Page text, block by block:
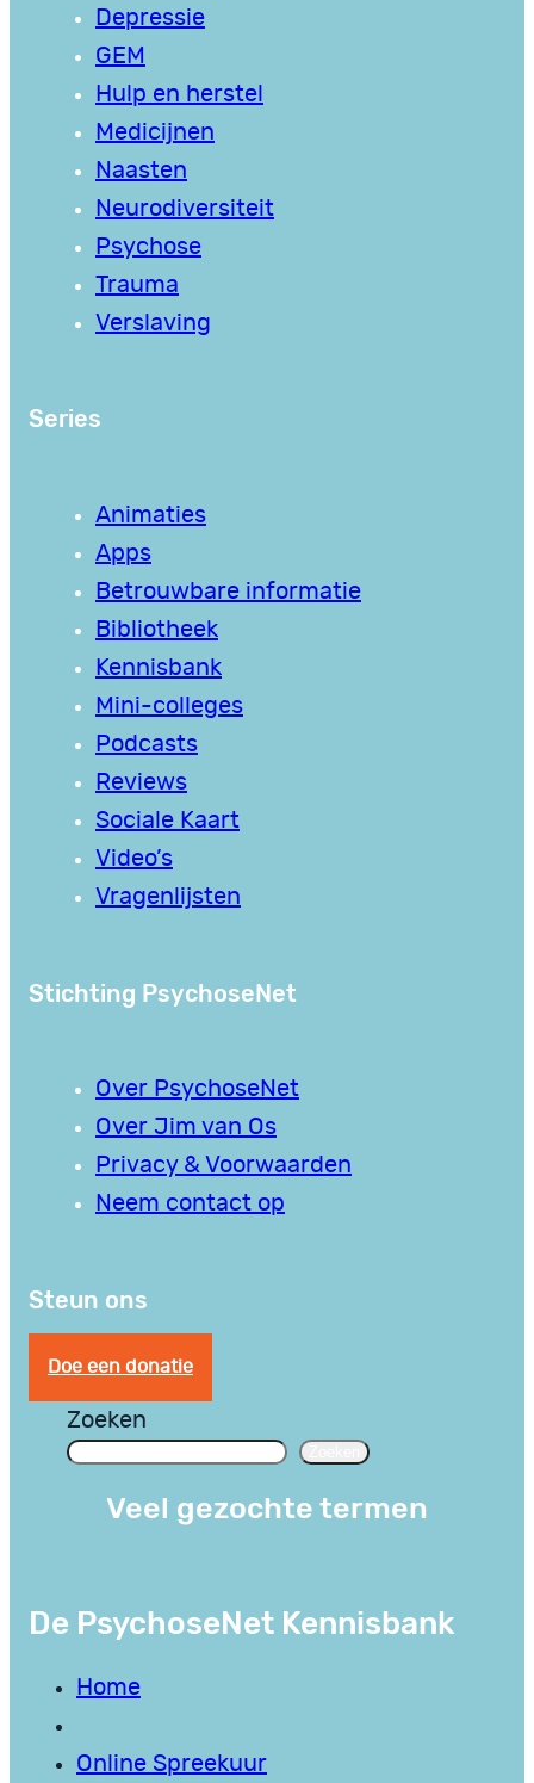
Depressie
GEM
Hulp en herstel
Medicijnen
Naasten
Neurodiversiteit
Psychose
Trauma
Verslaving
Series
Animaties
Apps
Betrouwbare informatie
Bibliotheek
Kennisbank
Mini-colleges
Podcasts
Reviews
Sociale Kaart
Video’s
Vragenlijsten
Stichting PsychoseNet
Over PsychoseNet
Over Jim van Os
Privacy & Voorwaarden
Neem contact op
Steun ons
Doe een donatie
Zoeken
Veel gezochte termen
De PsychoseNet Kennisbank
Home
Online Spreekuur